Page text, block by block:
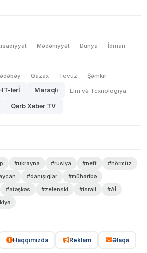
Mədəniyyət Dünya İdman
Qazax Tovuz Şəmkir
lərİ Maraqlı Elm və Texnologiya
Qərb Xəbər TV
#ukrayna #rusiya #neft
#hörmüz
#danışıqlar
#müharibə
#atəşkəs #zelenski #israil
#Aİ
Haqqımızda Reklam Əlaqə